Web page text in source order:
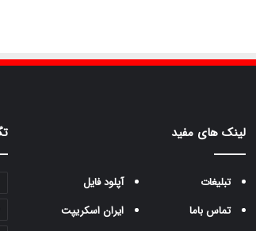
لینک های مفید
تبلیغات
آپلود فایل
تماس باما
ایران اسکریپت